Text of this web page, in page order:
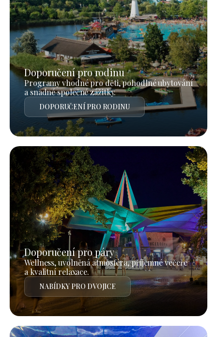
Doporučení pro rodinu
Programy vhodné pro děti, pohodlné ubytování
a snadné společné zážitky.
DOPORUČENÍ PRO RODINU
Doporučení pro páry
Wellness, uvolněná atmosféra, příjemné večeře
a kvalitní relaxace.
NABÍDKY PRO DVOJICE